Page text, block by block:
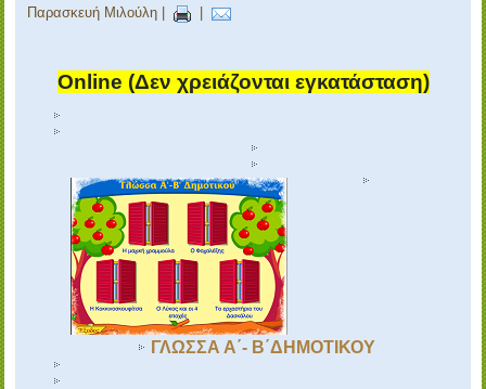
Παρασκευή Μιλούλη
Online (Δεν χρειάζονται εγκατάσταση)
ΓΛΩΣΣΑ Α΄- Β΄ΔΗΜΟΤΙΚΟΥ